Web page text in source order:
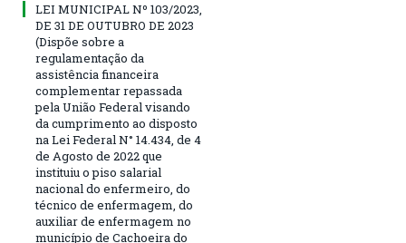
LEI MUNICIPAL Nº 103/2023,
DE 31 DE OUTUBRO DE 2023
(Dispõe sobre a
regulamentação da
assistência financeira
complementar repassada
pela União Federal visando
da cumprimento ao disposto
na Lei Federal N° 14.434, de 4
de Agosto de 2022 que
instituiu o piso salarial
nacional do enfermeiro, do
técnico de enfermagem, do
auxiliar de enfermagem no
município de Cachoeira do